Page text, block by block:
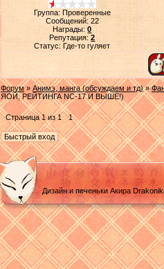
Группа: Проверенные
Сообщений: 22
Награды:0
Репутация:2
Статус:Где-то гуляет
Форум » Анимэ, манга (обсуждаем и тд) »
ЯОЙ, РЕЙТИНГА NC-17 И ВЫШЕ!)
Страница1из1 1
Дизайн и печеньки Акира